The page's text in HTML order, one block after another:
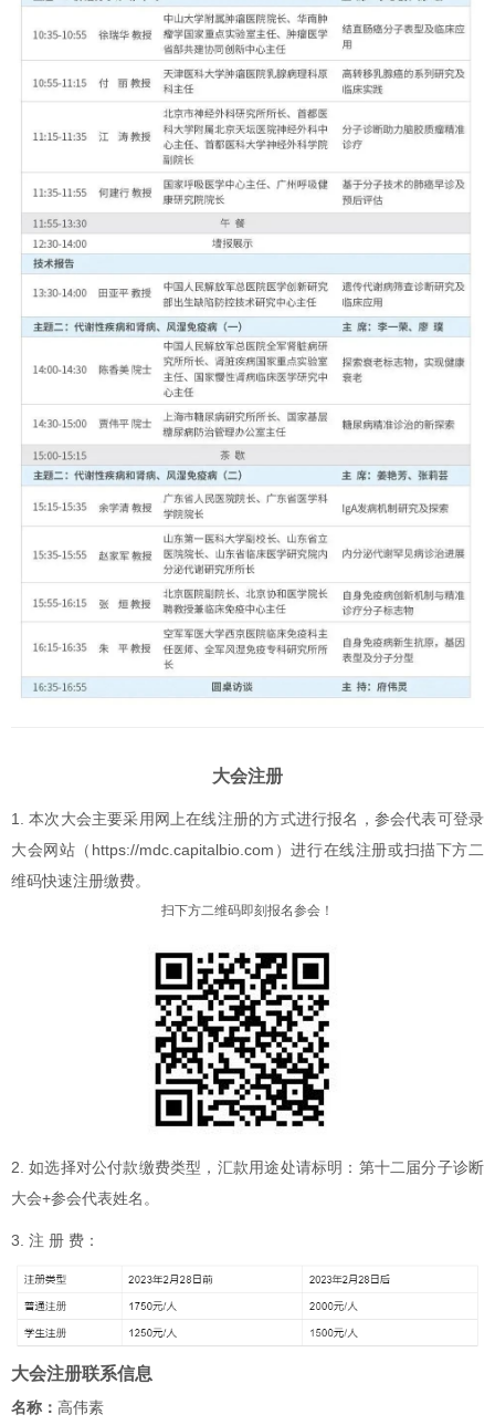
大会注册
1. 本次大会主要采用网上在线注册的方式进行报名，参会代表可登录
大会网站（https://mdc.capitalbio.com）进行在线注册或扫描下方二
维码快速注册缴费。
扫下方二维码即刻报名参会！
2. 如选择对公付款缴费类型，汇款用途处请标明：第十二届分子诊断
大会+参会代表姓名。
3. 注 册 费：
大会注册联系信息
名称： 高伟素